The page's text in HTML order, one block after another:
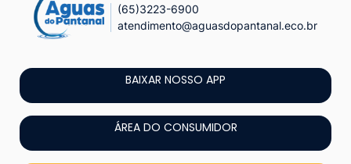
links
acessibilidade
[alt+1]
o
menu
[alt+2]
Ir
(65)3223-6900
atendimento@aguasdopantanal.eco.br
BAIXAR NOSSO APP
ÁREA DO CONSUMIDOR